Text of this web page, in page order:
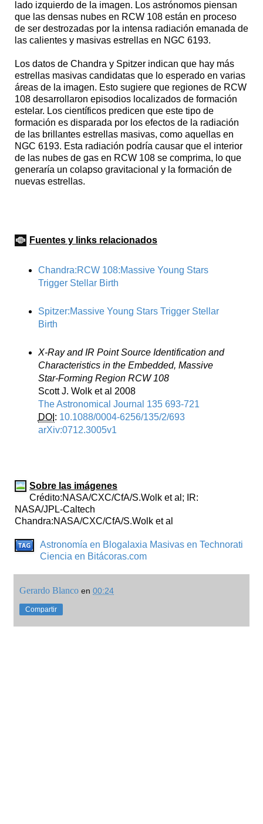
lado izquierdo de la imagen. Los astrónomos piensan
que las densas nubes en RCW 108 están en proceso
de ser destrozadas por la intensa radiación emanada de
las calientes y masivas estrellas en NGC 6193.
Los datos de Chandra y Spitzer indican que hay más
estrellas masivas candidatas que lo esperado en varias
áreas de la imagen. Esto sugiere que regiones de RCW
108 desarrollaron episodios localizados de formación
estelar. Los científicos predicen que este tipo de
formación es disparada por los efectos de la radiación
de las brillantes estrellas masivas, como aquellas en
NGC 6193. Esta radiación podría causar que el interior
de las nubes de gas en RCW 108 se comprima, lo que
generaría un colapso gravitacional y la formación de
nuevas estrellas.
Fuentes y links relacionados
Chandra:RCW 108:Massive Young Stars
Trigger Stellar Birth
Spitzer:Massive Young Stars Trigger Stellar
Birth
X-Ray and IR Point Source Identification and
Characteristics in the Embedded, Massive
Star-Forming Region RCW 108
Scott J. Wolk et al 2008
The Astronomical Journal 135 693-721
DOI : 10.1088/0004-6256/135/2/693
arXiv:0712.3005v1
Sobre las imágenes
Crédito:NASA/CXC/CfA/S.Wolk et al; IR:
NASA/JPL-Caltech
Chandra:NASA/CXC/CfA/S.Wolk et al
Astronomía en Blogalaxia Masivas en Technorati
Ciencia en Bitácoras.com
Gerardo Blanco en 00:24
Compartir